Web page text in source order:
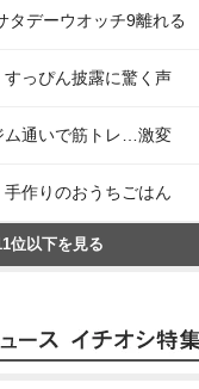
タデーウオッチ9離れる
すっぴん披露に驚く声
ム通いで筋トレ…激変
作りのおうちごはん
位以下を見る